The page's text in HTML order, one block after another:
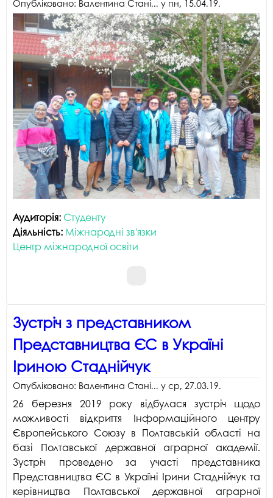
Опубліковано: Валентина Стані... у пн, 15.04.19.
Аудиторія: Студенту
Діяльність: Міжнародні зв'язки
Центр міжнародної освіти
Зустріч з представником
Представництва ЄС в Україні
Іриною Стаднійчук
Опубліковано: Валентина Стані... у ср, 27.03.19.
26 березня 2019 року відбулася зустріч щодо
можливості відкриття Інформаційного центру
Європейського Союзу в Полтавській області на
базі Полтавської державної аграрної академії.
Зустріч проведено за участі представника
Представництва ЄС в Україні Ірини Стаднійчук та
керівництва Полтавської державної аграрної